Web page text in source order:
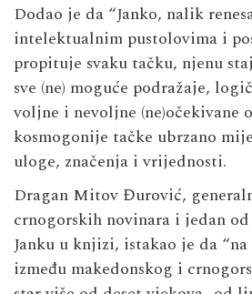
Dodao je da “Janko, nalik
intelektualnim pustolovima i
propituje svaku tačku, njenu
sve (ne) moguće podražaje,
voljne i nevoljne (ne)očekivane
kosmogonije tačke ubrzano
uloge, značenja i vrijednosti.
Dragan Mitov Đurović,
crnogorskih novinara i jedan
Janku u knjizi, istakao je da
između makedonskog i